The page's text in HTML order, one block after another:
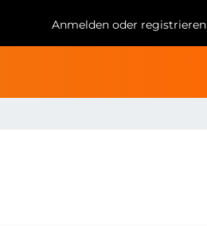
Anmelden oder registrieren